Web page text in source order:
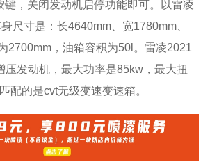
键，关闭发动机启停功能即可。以雷凌
尺寸是：长4640mm、宽1780mm、
2700mm，油箱容积为50l。雷凌2021
压发动机，最大功率是85kw，最大扭
配的是cvt无级变速变速箱。